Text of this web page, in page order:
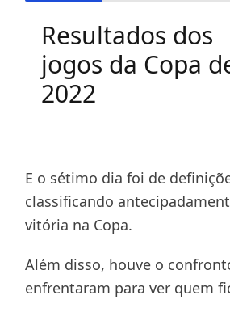
Resultados dos
jogos da Copa
2022
E o sétimo dia foi de
classificando
vitória na Copa.
Além disso, houve o
enfrentaram para ver quem